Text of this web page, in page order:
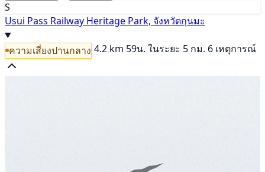
S
Usui Pass Railway Heritage Park, จังหวัดกุนมะ
ความเสี่ยงปานกลาง 4.2 km 59น. ในระยะ 5 กม. 6 เหตุการณ์